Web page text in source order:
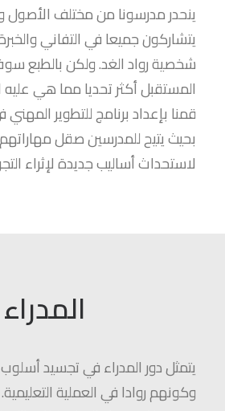
ينحدر مدرسونا من مختلف الأصول
يتشاركون جميعا في التفاني
شخصية رواد الغد. ولكن بالطبع
المستقبل أكثر تحديا مما هي عليه
قمنا بإعداد برنامج للتطوير
بحيث يتيح للمدرسين صقل
لاستحداث أساليب جديدة لإثراء
المدراء
يتمثل دور المدراء في تجسيد أسلوب
وكونهم روادا في العملية